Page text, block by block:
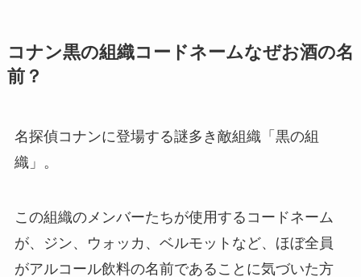
コナン黒の組織コードネームなぜお酒の名
前？
名探偵コナンに登場する謎多き敵組織「黒の組
織」。
この組織のメンバーたちが使用するコードネーム
が、ジン、ウォッカ、ベルモットなど、ほぼ全員
がアルコール飲料の名前であることに気づいた方